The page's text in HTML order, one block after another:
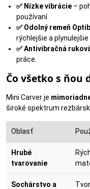
✅ Nízke vibrácie –
používaní.
✅ Odolný remeň
rýchlejšie a plynulejšie
✅ Antivibračná
práce.
Čo všetko s ňou
Mini Carver je
široké spektrum
Oblasť
Hrubé
tvarovanie
Sochárstvo a